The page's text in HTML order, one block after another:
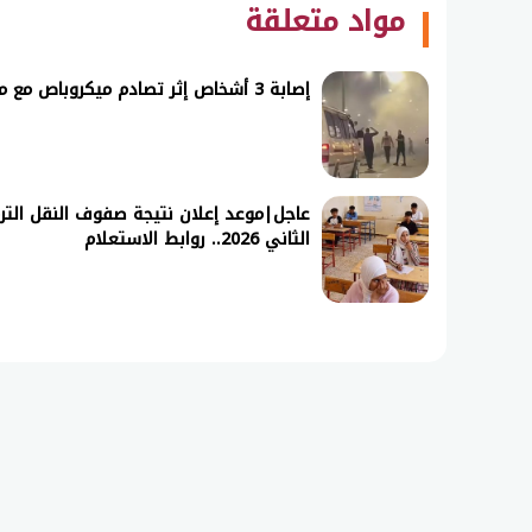
مواد متعلقة
إصابة 3 أشخاص إثر تصادم ميكروباص مع ملاكي أعلى كوبري سيدي جابر بالإسكندرية
عاجل|موعد إعلان نتيجة صفوف النقل
الثاني 2026.. روابط الاستعلام